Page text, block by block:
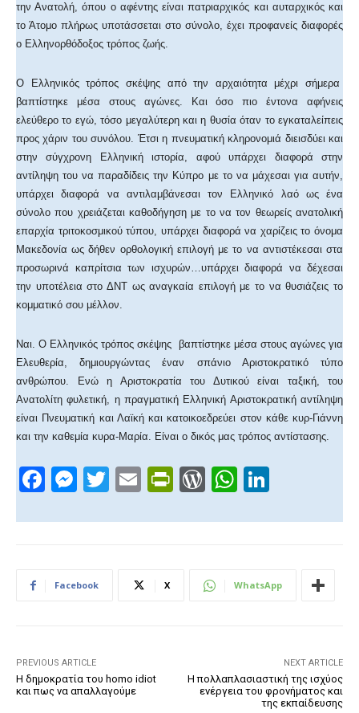
την Ανατολή, όπου ο αφέντης είναι πατριαρχικός και αυταρχικός και
το Άτομο πλήρως υποτάσσεται στο σύνολο, έχει προφανείς διαφορές
ο Ελληνορθόδοξος τρόπος ζωής.
Ο Ελληνικός τρόπος σκέψης από την αρχαιότητα μέχρι σήμερα
βαπτίστηκε μέσα στους αγώνες. Και όσο πιο έντονα αφήνεις
ελεύθερο το εγώ, τόσο μεγαλύτερη και η θυσία όταν το εγκαταλείπεις
προς χάριν του συνόλου. Έτσι η πνευματική κληρονομιά διεισδύει και
στην σύγχρονη Ελληνική ιστορία, αφού υπάρχει διαφορά στην
αντίληψη του να παραδίδεις την Κύπρο με το να μάχεσαι για αυτήν,
υπάρχει διαφορά να αντιλαμβάνεσαι τον Ελληνικό λαό ως ένα
σύνολο που χρειάζεται καθοδήγηση με το να τον θεωρείς ανατολική
επαρχία τριτοκοσμικού τύπου, υπάρχει διαφορά να χαρίζεις το όνομα
Μακεδονία ως δήθεν ορθολογική επιλογή με το να αντιστέκεσαι στα
προσωρινά καπρίτσια των ισχυρών…υπάρχει διαφορά να δέχεσαι
την υποτέλεια στο ΔΝΤ ως αναγκαία επιλογή με το να θυσιάζεις το
κομματικό σου μέλλον.
Ναι. Ο Ελληνικός τρόπος σκέψης βαπτίστηκε μέσα στους αγώνες για
Ελευθερία, δημιουργώντας έναν σπάνιο Αριστοκρατικό τύπο
ανθρώπου. Ενώ η Αριστοκρατία του Δυτικού είναι ταξική, του
Ανατολίτη φυλετική, η πραγματική Ελληνική Αριστοκρατική αντίληψη
είναι Πνευματική και Λαϊκή και κατοικοεδρεύει στον κάθε κυρ-Γιάννη
και την καθεμία κυρα-Μαρία. Είναι ο δικός μας τρόπος αντίστασης.
F
c
b
k
M
ss
n
T
tt
E
ail
Pr
tF
W
d
e
W
at
A
k
dI
Facebook X WhatsApp
PREVIOUS ARTICLE
Η δημοκρατία του homo idiot
και πως να απαλλαγούμε
NEXT ARTICLE
Η πολλαπλασιαστική της ισχύος
ενέργεια του φρονήματος και
της εκπαίδευσης